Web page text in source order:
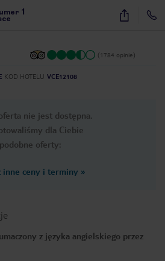
1 15
(1784 opinie)
KOD HOTELU VCE12108
nie jest dostępna.
dla Ciebie
podobne oferty:
inne ceny i terminy »
z języka angielskiego przez